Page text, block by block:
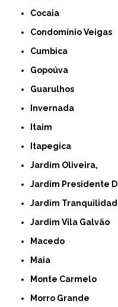
Cocaia
Condomínio Veigas
Cumbica
Gopoúva
Guarulhos
Invernada
Itaim
Itapegica
Jardim Oliveira,
Jardim Presidente
Jardim
Jardim Vila Galvão
Macedo
Maia
Monte Carmelo
Morro Grande